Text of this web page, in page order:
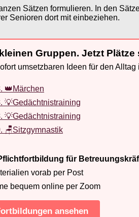
Sätzen formulieren. In den
Senioren dort mit einbeziehen.
Gruppen. Jetzt Plätze
umsetzbaren Ideen für den Alltag
👑Märchen
💡Gedächtnistraining
💡Gedächtnistraining
🪑Sitzgymnastik
für
vorab per Post
bequem online per Zoom
ansehen